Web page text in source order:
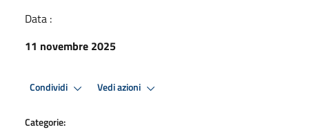
Data :
11 novembre 2025
Condividi Vedi azioni
Categorie: